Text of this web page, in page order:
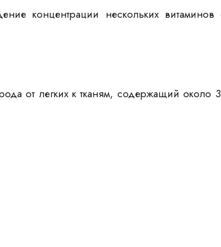
концентрации нескольких
от легких к тканям, содержащий около